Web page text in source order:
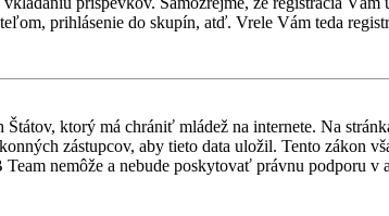
prihlásenie do skupín, atď. Vrele Vám teda
ktorý má chrániť mládež na internete. Na
zástupcov, aby tieto data uložil. Tento zákon
nemôže a nebude poskytovať právnu podporu